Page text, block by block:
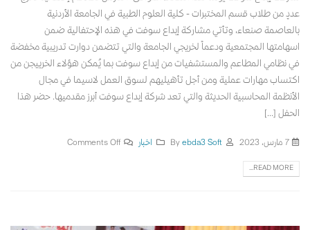
عددٍ من طلاب قسم المختبرات - كلية العلوم الطبية في الجامعة الأردنية
بالعاصمة صنعاء، وتأتي مشاركة إبداع سوفت في هذه الإحتفالية ضمن
اسهامتها المجتمعية ودعماً لخريجي الجامعة والتي تتضمن دوارت تدريبية مخفضة
في نظامي المطاعم والمستشفيات من إبداع سوفت بما يُمكن هؤلاء الخرييجن من
اكتساب مهارات عملية ومن أجل تأهيليهم لسوق العمل لاسيما في مجال
الأنظمة المحاسبية الحديثة والتي تعد شركة إبداع سوفت أبرز مقدميها. حضر هذا
الحفل [...]
7 مارس، 2023 By
ebda3 Soft اخبار Comments Off
READ MORE...